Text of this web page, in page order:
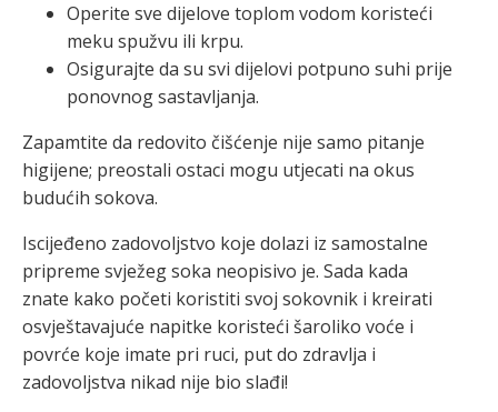
Operite sve dijelove toplom vodom koristeći
meku spužvu ili krpu.
Osigurajte da su svi dijelovi potpuno suhi prije
ponovnog sastavljanja.
Zapamtite da redovito čišćenje nije samo pitanje
higijene; preostali ostaci mogu utjecati na okus
budućih sokova.
Iscijeđeno zadovoljstvo koje dolazi iz samostalne
pripreme svježeg soka neopisivo je. Sada kada
znate kako početi koristiti svoj sokovnik i kreirati
osvještavajuće napitke koristeći šaroliko voće i
povrće koje imate pri ruci, put do zdravlja i
zadovoljstva nikad nije bio slađi!